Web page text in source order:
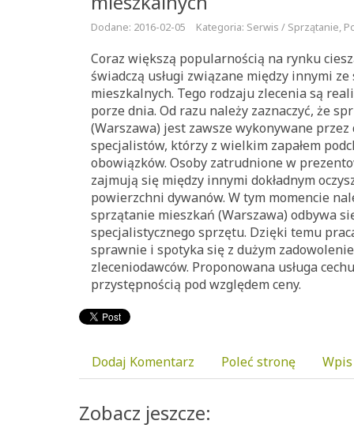
Dodane: 2016-02-05 Kategoria: Serwis / Sprzątanie,
Coraz większą popularnością na rynku
świadczą usługi związane między innymi
mieszkalnych. Tego rodzaju zlecenia są
porze dnia. Od razu należy zaznaczyć, że
(Warszawa) jest zawsze wykonywane przez
specjalistów, którzy z wielkim zapałem
obowiązków. Osoby zatrudnione w
zajmują się między innymi dokładnym
powierzchni dywanów. W tym momencie
sprzątanie mieszkań (Warszawa) odbywa
specjalistycznego sprzętu. Dzięki temu
sprawnie i spotyka się z dużym
zleceniodawców. Proponowana usługa
przystępnością pod względem ceny.
Dodaj Komentarz Poleć stronę
Zobacz jeszcze: